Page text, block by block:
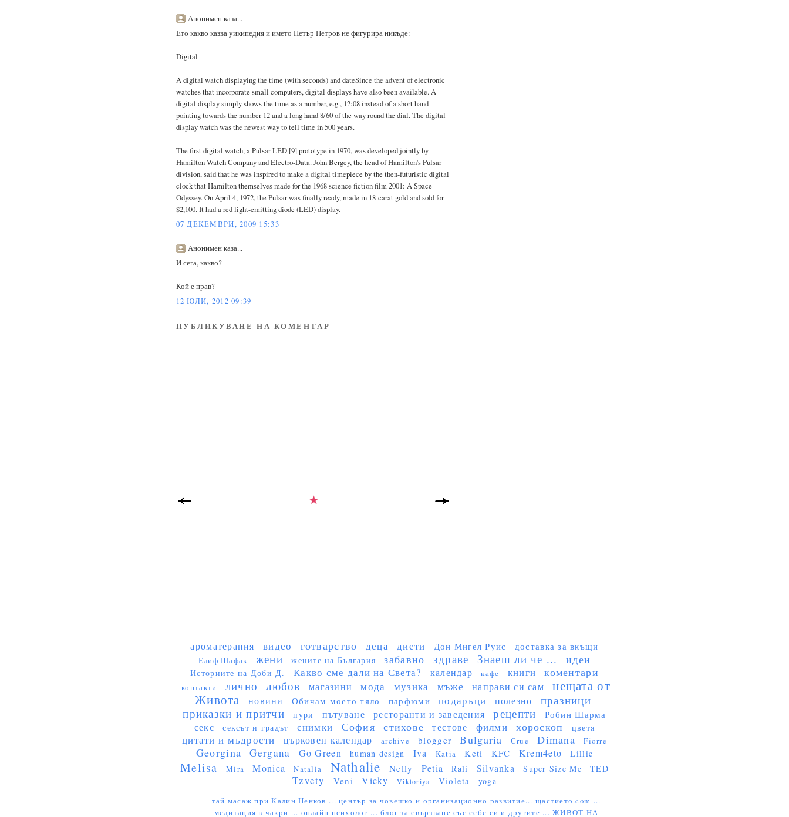
Анонимен каза...
Ето какво казва уикипедия и името Петър Петров не фигурира никъде:
Digital
A digital watch displaying the time (with seconds) and dateSince the advent of electronic
watches that incorporate small computers, digital displays have also been available. A
digital display simply shows the time as a number, e.g., 12:08 instead of a short hand
pointing towards the number 12 and a long hand 8/60 of the way round the dial. The digital
display watch was the newest way to tell time in 500 years.
The first digital watch, a Pulsar LED [9] prototype in 1970, was developed jointly by
Hamilton Watch Company and Electro-Data. John Bergey, the head of Hamilton's Pulsar
division, said that he was inspired to make a digital timepiece by the then-futuristic digital
clock that Hamilton themselves made for the 1968 science fiction film 2001: A Space
Odyssey. On April 4, 1972, the Pulsar was finally ready, made in 18-carat gold and sold for
$2,100. It had a red light-emitting diode (LED) display.
07 ДЕКЕМВРИ, 2009 15:33
Анонимен каза...
И сега, какво?
Кой е прав?
12 ЮЛИ, 2012 09:39
ПУБЛИКУВАНЕ НА КОМЕНТАР
ароматерапия видео готварство деца диети Дон Мигел Руис доставка за вкъщи
Елиф Шафак жени жените на България забавно здраве Знаеш ли че ... идеи
Историите на Доби Д. Какво сме дали на Света? календар кафе книги коментари
контакти лично любов магазини мода музика мъже направи си сам
нещата от
Живота
новини Обичам моето тяло парфюми подаръци полезно
празници
приказки и притчи
пури пътуване ресторанти и заведения рецепти Робин Шарма
секс сексът и градът снимки София стихове тестове филми хороскоп цветя
цитати и мъдрости църковен календар archive blogger Bulgaria Crue Dimana Fiorre
Georgina Gergana Go Green human design Iva Katia Keti KFC Krem4eto Lillie
Melisa Mira Monica Natalia Nathalie Nelly Petia Rali Silvanka Super Size Me TED
Tzvety Veni Vicky Viktoriya Violeta yoga
тай масаж при Калин Ненков ...център за човешко и организационно развитие... щастието.com ...
медитация в чакри ... онлайн психолог ...блог за свързване със себе си и другите ...ЖИВОТ НА